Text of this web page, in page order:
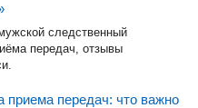
следственный
передач, отзывы
приема передач: что важно